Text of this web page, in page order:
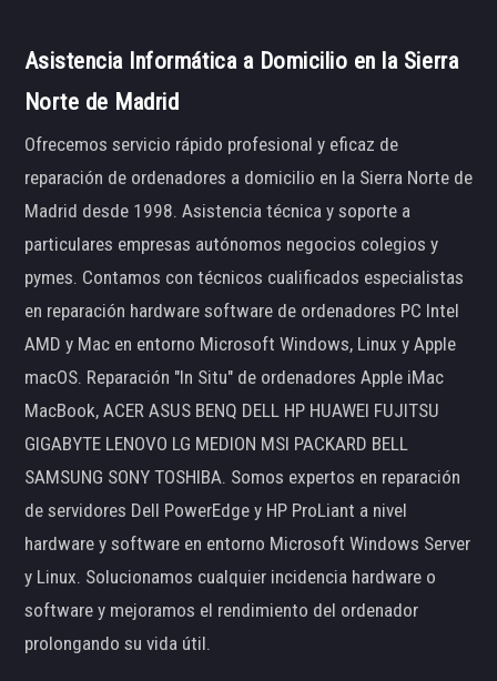
Asistencia Informática a Domicilio en la Sierra
Norte de Madrid
Ofrecemos servicio rápido profesional y eficaz de
reparación de ordenadores a domicilio en la Sierra Norte de
Madrid desde 1998. Asistencia técnica y soporte a
particulares empresas autónomos negocios colegios y
pymes. Contamos con técnicos cualificados especialistas
en reparación hardware software de ordenadores PC Intel
AMD y Mac en entorno Microsoft Windows, Linux y Apple
macOS. Reparación "In Situ" de ordenadores Apple iMac
MacBook, ACER ASUS BENQ DELL HP HUAWEI FUJITSU
GIGABYTE LENOVO LG MEDION MSI PACKARD BELL
SAMSUNG SONY TOSHIBA. Somos expertos en reparación
de servidores Dell PowerEdge y HP ProLiant a nivel
hardware y software en entorno Microsoft Windows Server
y Linux. Solucionamos cualquier incidencia hardware o
software y mejoramos el rendimiento del ordenador
prolongando su vida útil.